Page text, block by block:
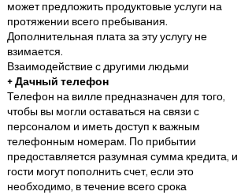
может предложить продуктовые услуги на
протяжении всего пребывания.
Дополнительная плата за эту услугу не
взимается.
Взаимодействие с другими людьми
+ Дачный телефон
Телефон на вилле предназначен для того,
чтобы вы могли оставаться на связи с
персоналом и иметь доступ к важным
телефонным номерам. По прибытии
предоставляется разумная сумма кредита, и
гости могут пополнить счет, если это
необходимо, в течение всего срока